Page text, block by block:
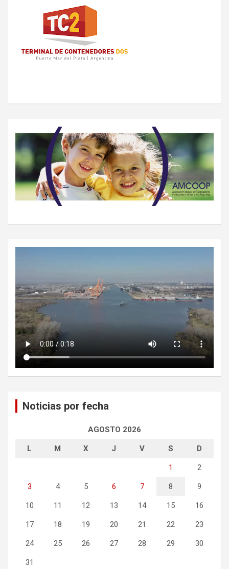
Noticias por fecha
AGOSTO 2026
L M X J V S D
1 2
3 4 5 6 7 8 9
10 11 12 13 14 15 16
17 18 19 20 21 22 23
24 25 26 27 28 29 30
31